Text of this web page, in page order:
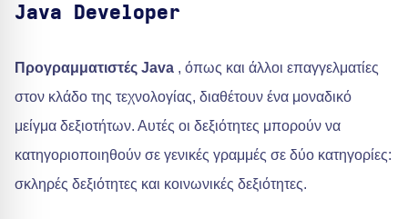
Java Developer
Προγραμματιστές Java , όπως και άλλοι επαγγελματίες
στον κλάδο της τεχνολογίας, διαθέτουν ένα μοναδικό
μείγμα δεξιοτήτων. Αυτές οι δεξιότητες μπορούν να
κατηγοριοποιηθούν σε γενικές γραμμές σε δύο κατηγορίες:
σκληρές δεξιότητες και κοινωνικές δεξιότητες.